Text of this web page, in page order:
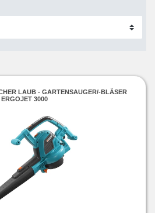
LAUB - GARTENSAUGER/-BLÄSER
ERGOJET 3000